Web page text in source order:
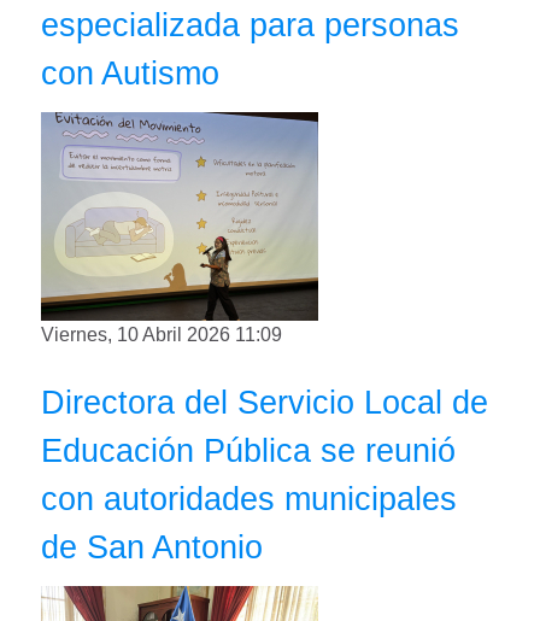
especializada para personas
con Autismo
Viernes, 10 Abril 2026 11:09
Directora del Servicio Local de
Educación Pública se reunió
con autoridades municipales
de San Antonio